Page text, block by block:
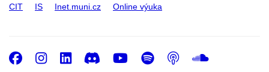
CIT IS Inet.muni.cz Online výuka
Facebook
Instagram
LinkedIn
DiscordYoutube
Spotify
Podcast